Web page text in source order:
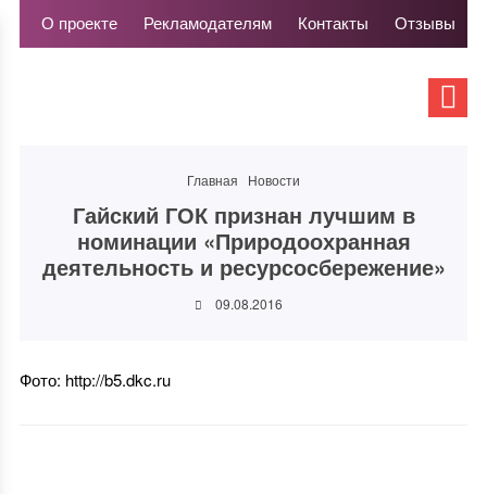
О проекте Рекламодателям Контакты Отзывы
Главная Новости
Гайский ГОК признан лучшим в
номинации «Природоохранная
деятельность и ресурсосбережение»
09.08.2016
Фото: http://b5.dkc.ru